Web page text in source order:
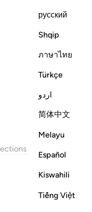
русский
Shqip
ภาษาไทย
Türkçe
اردو
简体中文
Melayu
Español
Kiswahili
Tiếng Việt